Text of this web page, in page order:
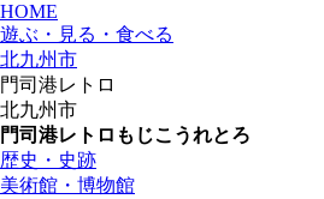
HOME
遊ぶ・見る・食べる
北九州市
門司港レトロ
北九州市
門司港レトロ もじこうれとろ
歴史・史跡
美術館・博物館